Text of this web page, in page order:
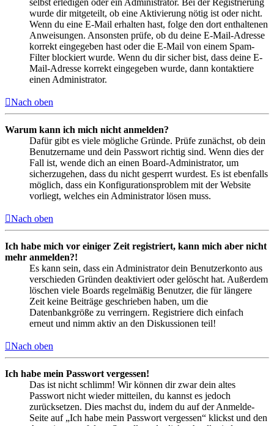
selbst erledigen oder ein Administrator. Bei der Registrierung
wurde dir mitgeteilt, ob eine Aktivierung nötig ist oder nicht.
Wenn du eine E-Mail erhalten hast, folge den dort enthaltenen
Anweisungen. Ansonsten prüfe, ob du deine E-Mail-Adresse
korrekt eingegeben hast oder die E-Mail von einem Spam-
Filter blockiert wurde. Wenn du dir sicher bist, dass deine E-
Mail-Adresse korrekt eingegeben wurde, dann kontaktiere
einen Administrator.
Nach oben
Warum kann ich mich nicht anmelden?
Dafür gibt es viele mögliche Gründe. Prüfe zunächst, ob dein
Benutzername und dein Passwort richtig sind. Wenn dies der
Fall ist, wende dich an einen Board-Administrator, um
sicherzugehen, dass du nicht gesperrt wurdest. Es ist ebenfalls
möglich, dass ein Konfigurationsproblem mit der Website
vorliegt, welches ein Administrator lösen muss.
Nach oben
Ich habe mich vor einiger Zeit registriert, kann mich aber nicht
mehr anmelden?!
Es kann sein, dass ein Administrator dein Benutzerkonto aus
verschieden Gründen deaktiviert oder gelöscht hat. Außerdem
löschen viele Boards regelmäßig Benutzer, die für längere
Zeit keine Beiträge geschrieben haben, um die
Datenbankgröße zu verringern. Registriere dich einfach
erneut und nimm aktiv an den Diskussionen teil!
Nach oben
Ich habe mein Passwort vergessen!
Das ist nicht schlimm! Wir können dir zwar dein altes
Passwort nicht wieder mitteilen, du kannst es jedoch
zurücksetzen. Dies machst du, indem du auf der Anmelde-
Seite auf „Ich habe mein Passwort vergessen“ klickst und den